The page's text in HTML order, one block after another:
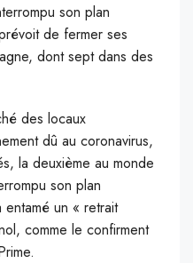
son plan
de fermer ses
dont sept dans des
des locaux
dû au coronavirus,
la deuxième au monde
son plan
entamé un « retrait
comme le confirment